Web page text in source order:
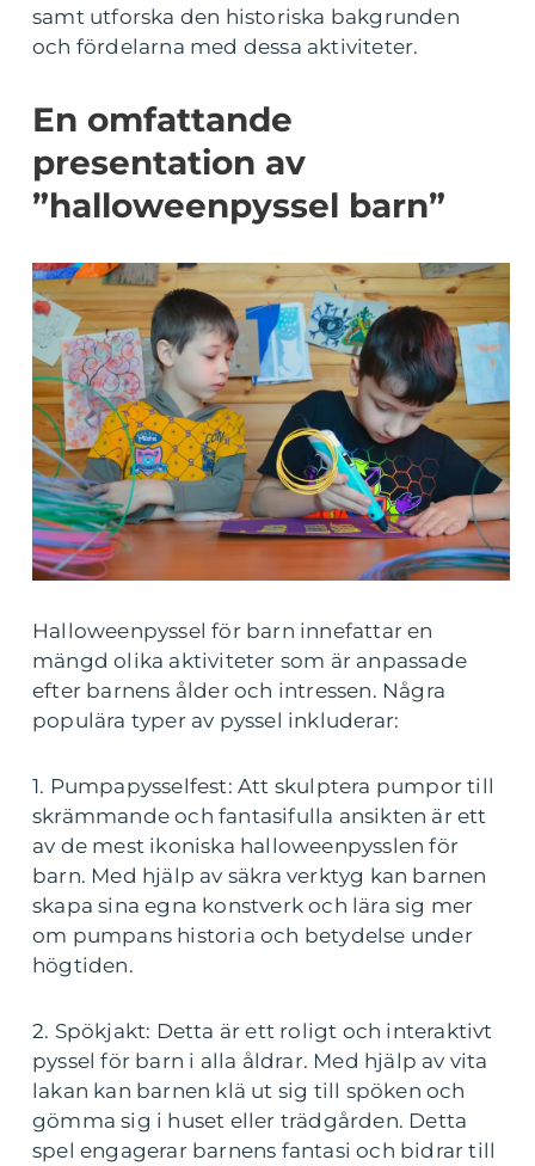
samt utforska den historiska bakgrunden
och fördelarna med dessa aktiviteter.
En omfattande
presentation av
”halloweenpyssel barn”
Halloweenpyssel för barn innefattar en
mängd olika aktiviteter som är anpassade
efter barnens ålder och intressen. Några
populära typer av pyssel inkluderar:
1. Pumpapysselfest: Att skulptera pumpor till
skrämmande och fantasifulla ansikten är ett
av de mest ikoniska halloweenpysslen för
barn. Med hjälp av säkra verktyg kan barnen
skapa sina egna konstverk och lära sig mer
om pumpans historia och betydelse under
högtiden.
2. Spökjakt: Detta är ett roligt och interaktivt
pyssel för barn i alla åldrar. Med hjälp av vita
lakan kan barnen klä ut sig till spöken och
gömma sig i huset eller trädgården. Detta
spel engagerar barnens fantasi och bidrar till